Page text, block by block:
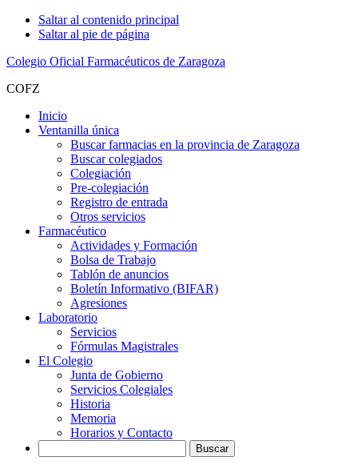
Saltar al contenido principal
Saltar al pie de página
Colegio Oficial Farmacéuticos de Zaragoza
COFZ
Inicio
Ventanilla única
Buscar farmacias en la provincia de Zaragoza
Buscar colegiados
Colegiación
Pre-colegiación
Registro de entrada
Otros servicios
Farmacéutico
Actividades y Formación
Bolsa de Trabajo
Tablón de anuncios
Boletín Informativo (BIFAR)
Agresiones
Laboratorio
Servicios
Fórmulas Magistrales
El Colegio
Junta de Gobierno
Servicios Colegiales
Historia
Memoria
Horarios y Contacto